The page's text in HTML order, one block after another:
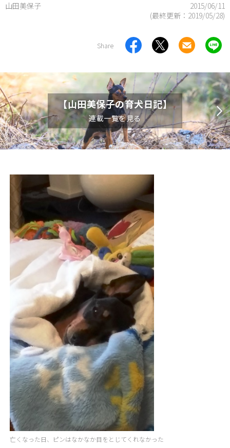
山田美保子
2015/06/11
(最終更新： 2019/05/28)
Share
【山田美保子の育犬日記】
連載一覧を見る
亡くなった日、ピンはなかなか目をとじてくれなかった